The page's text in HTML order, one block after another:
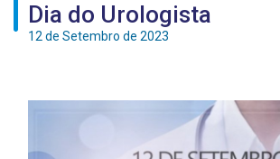
Dia do Urologista
12 de Setembro de 2023